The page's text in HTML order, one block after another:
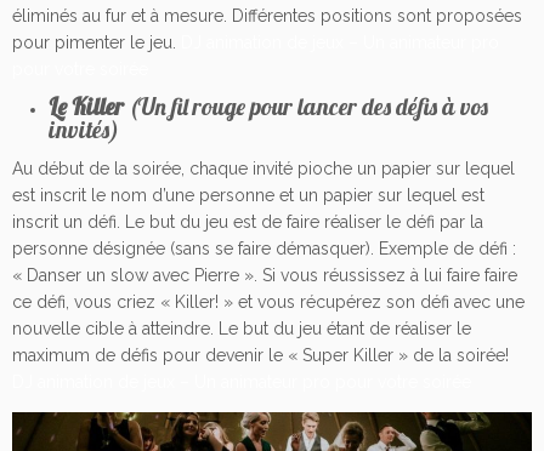
éliminés au fur et à mesure. Différentes positions sont proposées
pour pimenter le jeu.
Le Killer(Un fil rouge pour lancer des défis à vos
invités)
Au début de la soirée, chaque invité pioche un papier sur lequel
est inscrit le nom d’une personne et un papier sur lequel est
inscrit un défi. Le but du jeu est de faire réaliser le défi par la
personne désignée (sans se faire démasquer). Exemple de défi :
« Danser un slow avec Pierre ». Si vous réussissez à lui faire faire
ce défi, vous criez « Killer! » et vous récupérez son défi avec une
nouvelle cible à atteindre. Le but du jeu étant de réaliser le
maximum de défis pour devenir le « Super Killer » de la soirée!